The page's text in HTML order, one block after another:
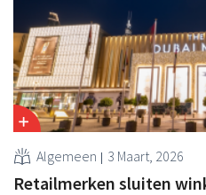
Algemeen 3 Maart, 2026
Retailmerken sluiten